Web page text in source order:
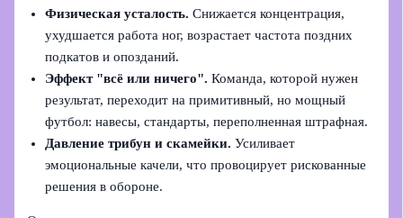
Физическая усталость. Снижается концентрация,
ухудшается работа ног, возрастает частота поздних
подкатов и опозданий.
Эффект "всё или ничего". Команда, которой нужен
результат, переходит на примитивный, но мощный
футбол: навесы, стандарты, переполненная штрафная.
Давление трибун и скамейки. Усиливает
эмоциональные качели, что провоцирует рискованные
решения в обороне.